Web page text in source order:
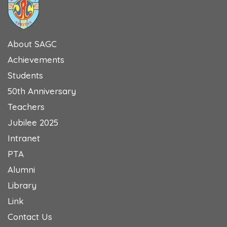
About SAGC
Achievements
Students
50th Anniversary
Teachers
Jubilee 2025
Intranet
PTA
Alumni
Library
Link
Contact Us